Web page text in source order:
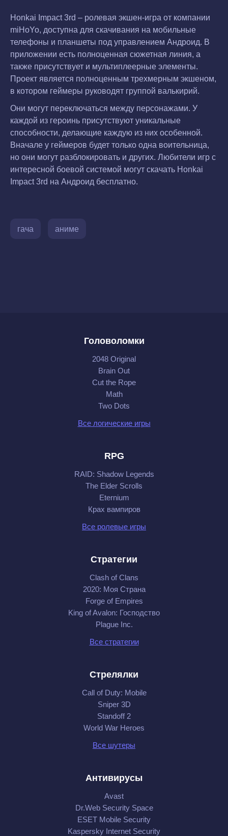
Honkai Impact 3rd – ролевая экшен-игра от компании
miHoYo, доступна для скачивания на мобильные
телефоны и планшеты под управлением Андроид. В
приложении есть полноценная сюжетная линия, а
также присутствует и мультиплеерные элементы.
Проект является полноценным трехмерным экшеном,
в котором геймеры руководят группой валькирий.
Они могут переключаться между персонажами. У
каждой из героинь присутствуют уникальные
способности, делающие каждую из них особенной.
Вначале у геймеров будет только одна воительница,
но они могут разблокировать и других. Любители игр с
интересной боевой системой могут скачать Honkai
Impact 3rd на Андроид бесплатно.
гача аниме
Головоломки
2048 Original
Brain Out
Cut the Rope
Math
Two Dots
Все логические игры
RPG
RAID: Shadow Legends
The Elder Scrolls
Eternium
Крах вампиров
Все ролевые игры
Стратегии
Clash of Clans
2020: Моя Cтрана
Forge of Empires
King of Avalon: Господство
Plague Inc.
Все стратегии
Стрелялки
Call of Duty: Mobile
Sniper 3D
Standoff 2
World War Heroes
Все шутеры
Антивирусы
Avast
Dr.Web Security Space
ESET Mobile Security
Kaspersky Internet Security